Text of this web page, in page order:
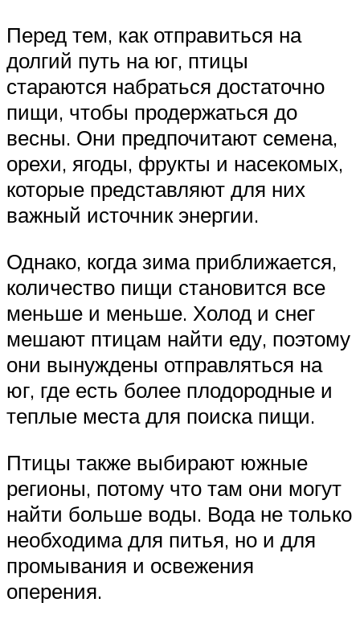
Перед тем, как отправиться на
долгий путь на юг, птицы
стараются набраться достаточно
пищи, чтобы продержаться до
весны. Они предпочитают семена,
орехи, ягоды, фрукты и насекомых,
которые представляют для них
важный источник энергии.
Однако, когда зима приближается,
количество пищи становится все
меньше и меньше. Холод и снег
мешают птицам найти еду, поэтому
они вынуждены отправляться на
юг, где есть более плодородные и
теплые места для поиска пищи.
Птицы также выбирают южные
регионы, потому что там они могут
найти больше воды. Вода не только
необходима для питья, но и для
промывания и освежения
оперения.